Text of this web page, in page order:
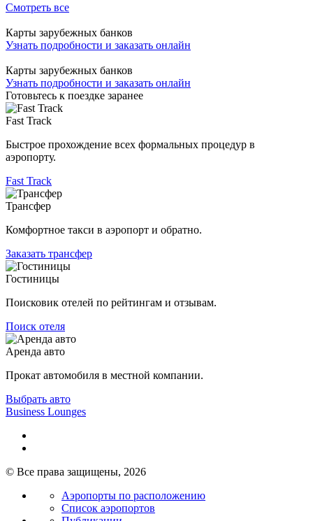
Смотреть все
Карты зарубежных банков
Узнать подробности и заказать онлайн
Карты зарубежных банков
Узнать подробности и заказать онлайн
Готовьтесь к поездке заранее
Fast Track
Быстрое прохождение всех формальных процедур в
аэропорту.
Fast Track
Трансфер
Комфортное такси в аэропорт и обратно.
Заказать трансфер
Гостиницы
Поисковик отелей по рейтингам и отзывам.
Поиск отеля
Аренда авто
Прокат автомобиля в местной компании.
Выбрать авто
Business Lounges
© Все права защищены, 2026
Аэропорты по расположению
Список аэропортов